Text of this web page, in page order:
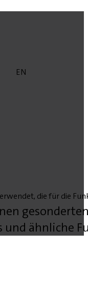
EN
die für die
ähnliche